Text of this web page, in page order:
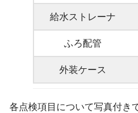
給水ストレーナ
ふろ配管
外装ケース
各点検項目について写真付き